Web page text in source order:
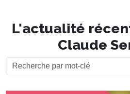
L'actualité
Claude